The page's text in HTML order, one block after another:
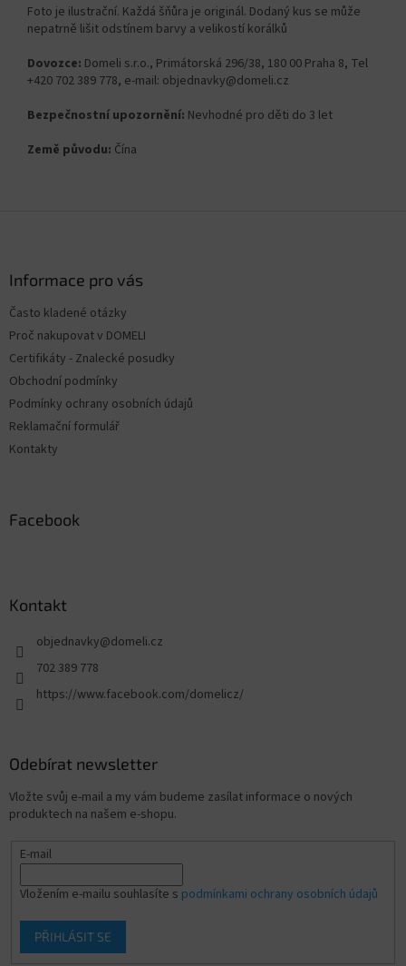
Foto je ilustrační. Každá šňůra je originál. Dodaný kus se může
nepatrně lišit odstínem barvy a velikostí korálků
Dovozce: Domeli s.r.o., Primátorská 296/38, 180 00 Praha 8, Tel
+420 702 389 778, e-mail: objednavky@domeli.cz
Bezpečnostní upozornění: Nevhodné pro děti do 3 let
Země původu: Čína
Informace pro vás
Často kladené otázky
Proč nakupovat v DOMELI
Certifikáty - Znalecké posudky
Obchodní podmínky
Podmínky ochrany osobních údajů
Reklamační formulář
Kontakty
Facebook
Kontakt
objednavky@domeli.cz
702 389 778
https://www.facebook.com/domelicz/
Odebírat newsletter
Vložte svůj e-mail a my vám budeme zasílat informace o nových
produktech na našem e-shopu.
E-mail
Vložením e-mailu souhlasíte s podmínkami ochrany osobních údajů
PŘIHLÁSIT SE